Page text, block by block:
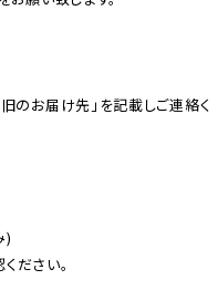
のお届け先」を記載しご連絡く
)